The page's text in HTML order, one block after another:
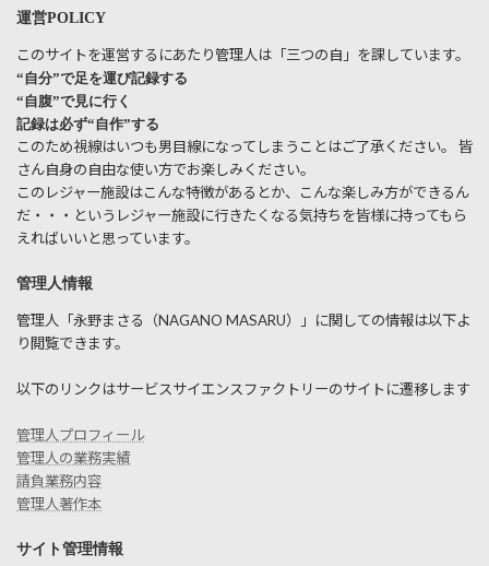
運営POLICY
このサイトを運営するにあたり管理人は「三つの自」を課しています。
“自分”で足を運び記録する
“自腹”で見に行く
記録は必ず“自作”する
このため視線はいつも男目線になってしまうことはご了承ください。 皆
さん自身の自由な使い方でお楽しみください。
このレジャー施設はこんな特徴があるとか、こんな楽しみ方ができるん
だ・・・というレジャー施設に行きたくなる気持ちを皆様に持ってもら
えればいいと思っています。
管理人情報
管理人「永野まさる（NAGANO MASARU）」に関しての情報は以下よ
り閲覧できます。
以下のリンクはサービスサイエンスファクトリーのサイトに遷移します
管理人プロフィール
管理人の業務実績
請負業務内容
管理人著作本
サイト管理情報